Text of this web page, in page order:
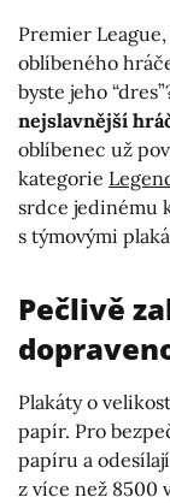
Premier
oblíbeného
byste jeho
nejslavnější
oblíbenec už
kategorie
srdce jedinému
s týmovými
Pečlivě
Plakáty o
papír. Pro
papíru a
z více než 8500